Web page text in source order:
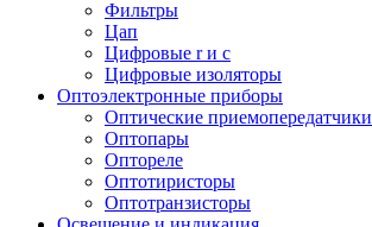
Фильтры
Цап
Цифровые r и c
Цифровые изоляторы
Оптоэлектронные приборы
Оптические приемопередатчики
Оптопары
Оптореле
Оптотиристоры
Оптотранзисторы